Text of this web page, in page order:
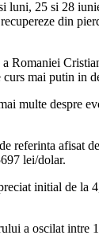
luni, 25 si 28
din
Romaniei
mai putin in
multe despre
referinta
lei/dolar.
initial de la
a oscilat intre